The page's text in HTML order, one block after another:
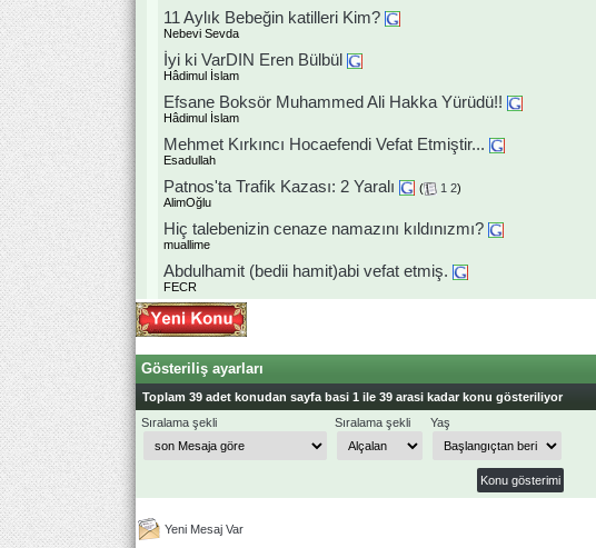
11 Aylık Bebeğin katilleri Kim?
Nebevi Sevda
İyi ki VarDIN Eren Bülbül
Hâdimul İslam
Efsane Boksör Muhammed Ali Hakka Yürüdü!!
Hâdimul İslam
Mehmet Kırkıncı Hocaefendi Vefat Etmiştir...
Esadullah
Patnos'ta Trafik Kazası: 2 Yaralı
( 1 2)
AlimOğlu
Hiç talebenizin cenaze namazını kıldınızmı?
muallime
Abdulhamit (bedii hamit)abi vefat etmiş.
FECR
Gösteriliş ayarları
Toplam 39 adet konudan sayfa basi 1 ile 39 arasi kadar konu gösteriliyor
Sıralama şekli
Sıralama şekli Yaş
Yeni Mesaj Var